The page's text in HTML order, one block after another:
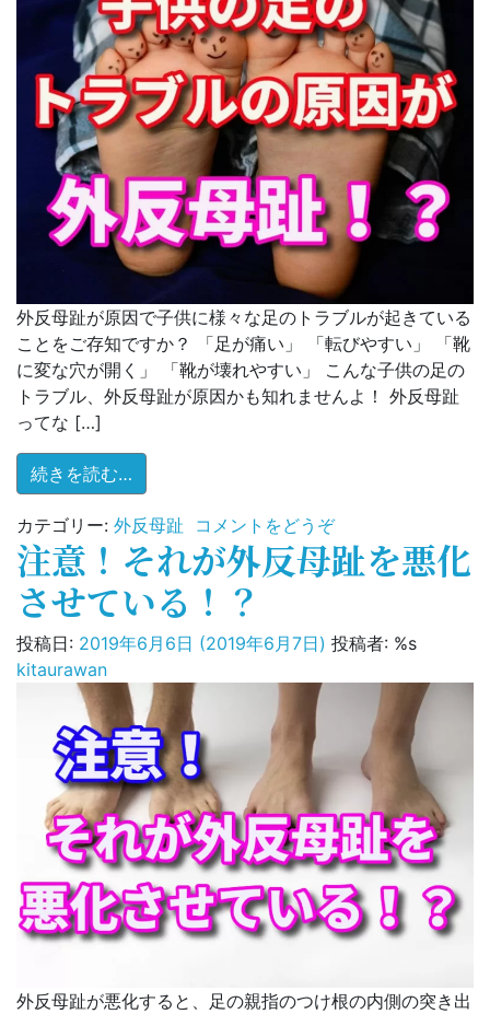
ら、
治
療
院
選
び
が
重
要！
へ
外反母趾が原因で子供に様々な足のトラブルが起きている
ことをご存知ですか？ 「足が痛い」 「転びやすい」 「靴
に変な穴が開く」 「靴が壊れやすい」 こんな子供の足の
トラブル、外反母趾が原因かも知れませんよ！ 外反母趾
ってな […]
続きを読む…
カテゴリー: 外反母趾 コメントをどうぞ(子
供
の
ト
ラ
原
因
が
外
反
母
趾！？)
注意！それが外反母趾を悪化
させている！？
投稿日: 2019年6月6日 (2019年6月7日) 投稿者: %s
kitaurawan
外反母趾が悪化すると、足の親指のつけ根の内側の突き出